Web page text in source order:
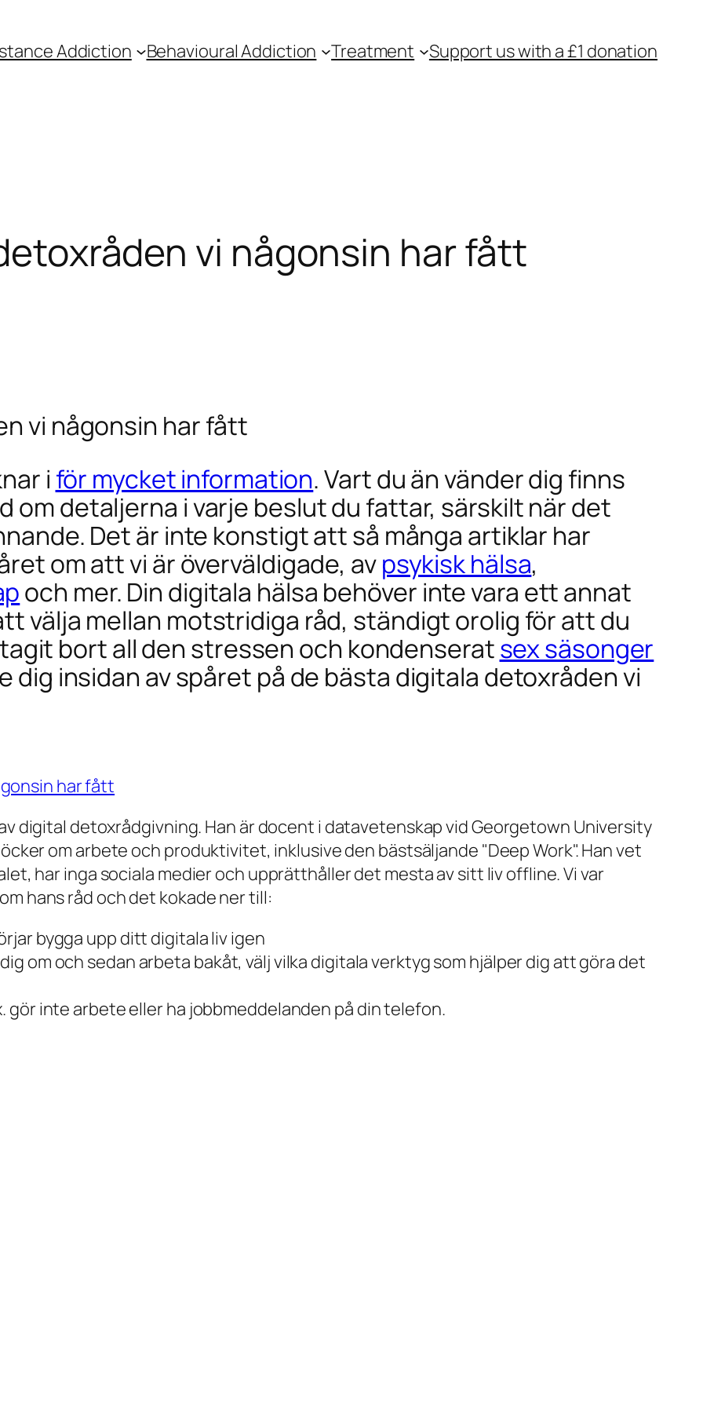
Addiction Behavioural Addiction Treatment Support us with a £1 donation
vi någonsin har fått
vi någonsin har fått
i för mycket information. Vart du än vänder dig finns
om detaljerna i varje beslut du fattar, särskilt när det
Det är inte konstigt att så många artiklar har
om att vi är överväldigade, avpsykisk hälsa,
och mer. Din digitala hälsa behöver inte vara ett annat
välja mellan motstridiga råd, ständigt orolig för att du
bort all den stressen och kondenseratsex säsonger
dig insidan av spåret på de bästa digitala detoxråden vi
digital detoxrådgivning. Han är docent i datavetenskap vid Georgetown University
om arbete och produktivitet, inklusive den bästsäljande "Deep Work". Han vet
har inga sociala medier och upprätthåller det mesta av sitt liv offline. Vi var
hans råd och det kokade ner till:
bygga upp ditt digitala liv igen
om och sedan arbeta bakåt, välj vilka digitala verktyg som hjälper dig att göra det
gör inte arbete eller ha jobbmeddelanden på din telefon.